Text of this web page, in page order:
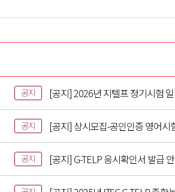
공지 [공지] 2026년 지텔프 정기시험
공지 [공지] 상시모집-공인인증 영어시
공지 [공지] G-TELP 응시확인서 발급